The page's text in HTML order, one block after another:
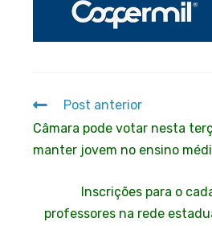
Post anterior
Câmara pode votar nesta
manter jovem no ensino
Inscrições para o
professores na rede